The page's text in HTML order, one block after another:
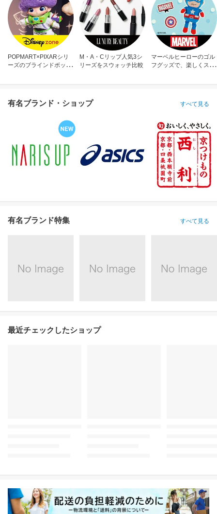
POPMART×PIXARシリ
ーズのブラインドボック
M・A・Cリップ人気3シ
リーズをスウォッチ比較
マーベルヒーローのゴル
フグッズで、楽しくスコ
有名ブランド・ショップ すべて見る
有名ブランド特集 すべて見る
最近チェックしたショップ